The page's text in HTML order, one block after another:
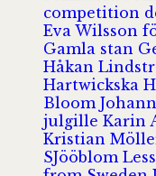
competition
Eva Wilsson
Gamla stan
Håkan
Hartwickska
Bloom
julgille Karin
Kristian
SJööblom